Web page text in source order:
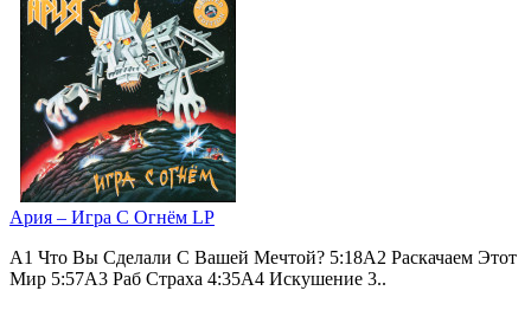
Ария – Игра С Огнём LP
А1 Что Вы Сделали С Вашей Мечтой? 5:18А2 Раскачаем Этот
Мир 5:57А3 Раб Страха 4:35А4 Искушение 3..